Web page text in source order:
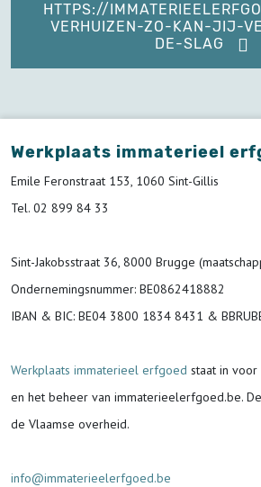
HTTPS://
VERHUIZEN-ZO-KAN-JIJ-
DE-SLAG
Werkplaats immaterieel
Emile Feronstraat 153, 1060 Sint-Gillis
Tel. 02 899 84 33
Sint-Jakobsstraat 36, 8000 Brugge
Ondernemingsnummer: BE0862418882
IBAN & BIC: BE04 3800 1834 8431 &
Werkplaats immaterieel erfgoed staat in voor
en het beheer van immaterieelerfgoed.be.
de Vlaamse overheid.
info@immaterieelerfgoed.be